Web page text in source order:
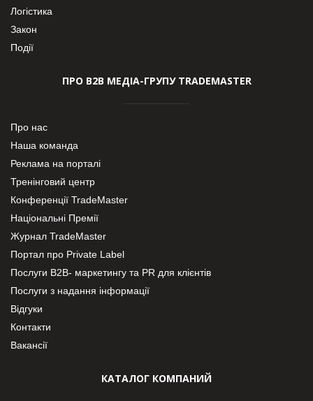
Логістика
Закон
Події
ПРО В2В МЕДІА-ГРУПУ TRADEMASTER
Про нас
Наша команда
Реклама на порталі
Тренінговий центр
Конференції TradeMaster
Національні Премії
Журнал TradeMaster
Портал про Private Label
Послуги В2В- маркетингу та PR для клієнтів
Послуги з надання інформації
Відгуки
Контакти
Вакансії
КАТАЛОГ КОМПАНИЙ